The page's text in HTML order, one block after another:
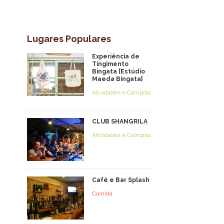
Lugares Populares
Experiência de
Tingimento
Bingata [Estúdio
Maeda Bingata]
Atividades e Compras
CLUB SHANGRILA
Atividades e Compras
Café e Bar Splash
Comida